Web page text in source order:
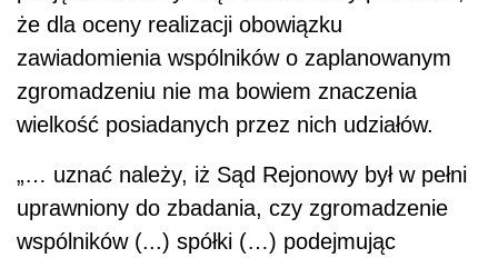
że dla oceny realizacji obowiązku
zawiadomienia wspólników o zaplanowanym
zgromadzeniu nie ma bowiem znaczenia
wielkość posiadanych przez nich udziałów.
„… uznać należy, iż Sąd Rejonowy był w pełni
uprawniony do zbadania, czy zgromadzenie
wspólników (...) spółki (…) podejmując